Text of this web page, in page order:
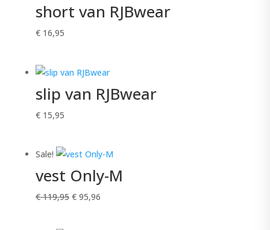
short van RJBwear
€16,95
slip van RJBwear
€15,95
Sale!
vest Only-M
€119,95 Oorspronkelijke
€95,96Huidige